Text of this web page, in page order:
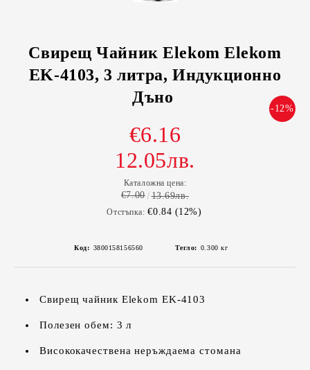
Свирещ Чайник Elekom Elekom
EK-4103, 3 литра, Индукционно
Дъно
-12%
€6.16
12.05лв.
Каталожна цена:
€7.00 13.69лв.
Отстъпка: €0.84 (12%)
Код: 3800158156560 Тегло: 0.300 кг
Свирещ чайник Elekom EK-4103
Полезен обем: 3 л
Висококачествена неръждаема стомана